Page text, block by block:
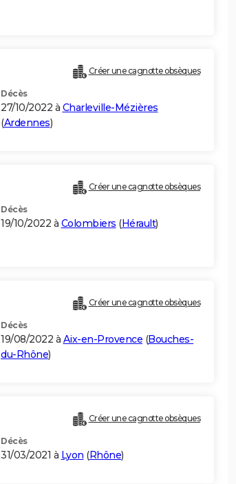
Créer une cagnotte obsèques
Décès
27/10/2022 à Charleville-Mézières
(Ardennes)
Créer une cagnotte obsèques
Décès
19/10/2022 à Colombiers (Hérault)
Créer une cagnotte obsèques
Décès
19/08/2022 à Aix-en-Provence (Bouches-
du-Rhône)
Créer une cagnotte obsèques
Décès
31/03/2021 à Lyon (Rhône)